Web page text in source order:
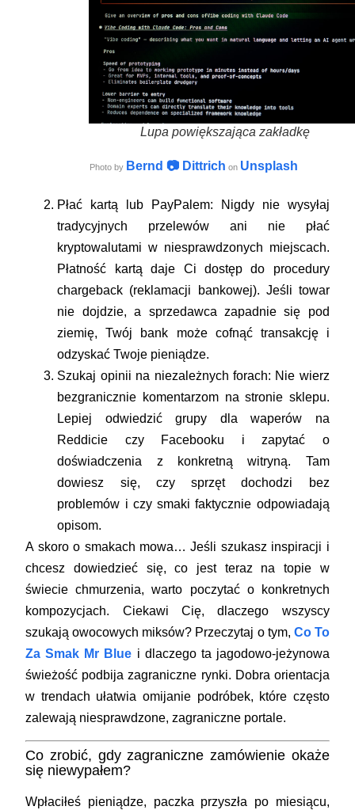
Lupa powiększająca zakładkę
Photo by Bernd 📷 Dittrich on Unsplash
Płać kartą lub PayPalem: Nigdy nie wysyłaj
tradycyjnych przelewów ani nie płać
kryptowalutami w niesprawdzonych miejscach.
Płatność kartą daje Ci dostęp do procedury
chargeback (reklamacji bankowej). Jeśli towar
nie dojdzie, a sprzedawca zapadnie się pod
ziemię, Twój bank może cofnąć transakcję i
odzyskać Twoje pieniądze.
Szukaj opinii na niezależnych forach: Nie wierz
bezgranicznie komentarzom na stronie sklepu.
Lepiej odwiedzić grupy dla waperów na
Reddicie czy Facebooku i zapytać o
doświadczenia z konkretną witryną. Tam
dowiesz się, czy sprzęt dochodzi bez
problemów i czy smaki faktycznie odpowiadają
opisom.
A skoro o smakach mowa… Jeśli szukasz inspiracji i
chcesz dowiedzieć się, co jest teraz na topie w
świecie chmurzenia, warto poczytać o konkretnych
kompozycjach. Ciekawi Cię, dlaczego wszyscy
szukają owocowych miksów? Przeczytaj o tym, Co To
Za Smak Mr Blue i dlaczego ta jagodowo-jeżynowa
świeżość podbija zagraniczne rynki. Dobra orientacja
w trendach ułatwia omijanie podróbek, które często
zalewają niesprawdzone, zagraniczne portale.
Co zrobić, gdy zagraniczne zamówienie okaże
się niewypałem?
Wpłaciłeś pieniądze, paczka przyszła po miesiącu,